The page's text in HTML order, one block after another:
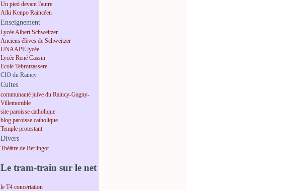
Un pied devant l'autre
Aïki Kenpo Raincéen
Enseignement
Lycée Albert Schweitzer
Anciens élèves de Schweitzer
UNAAPE lycée
Lycée René Cassin
Ecole Tebrotzassere
CIO du Raincy
Cultes
communauté juive du Raincy-Gagny-
Villemomble
site paroisse catholique
blog paroisse catholique
Temple protestant
Divers
Théâtre de Berlingot
Le tram-train sur le net
le T4 concertation